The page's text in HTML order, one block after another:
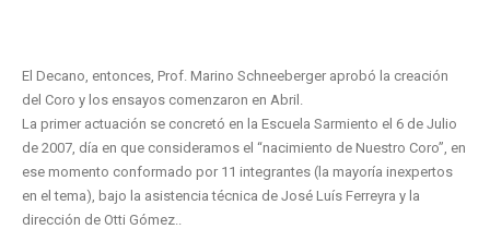
El Decano, entonces, Prof. Marino Schneeberger aprobó la creación
del Coro y los ensayos comenzaron en Abril.
La primer actuación se concretó en la Escuela Sarmiento el 6 de Julio
de 2007, día en que consideramos el “nacimiento de Nuestro Coro”, en
ese momento conformado por 11 integrantes (la mayoría inexpertos
en el tema), bajo la asistencia técnica de José Luís Ferreyra y la
dirección de Otti Gómez..